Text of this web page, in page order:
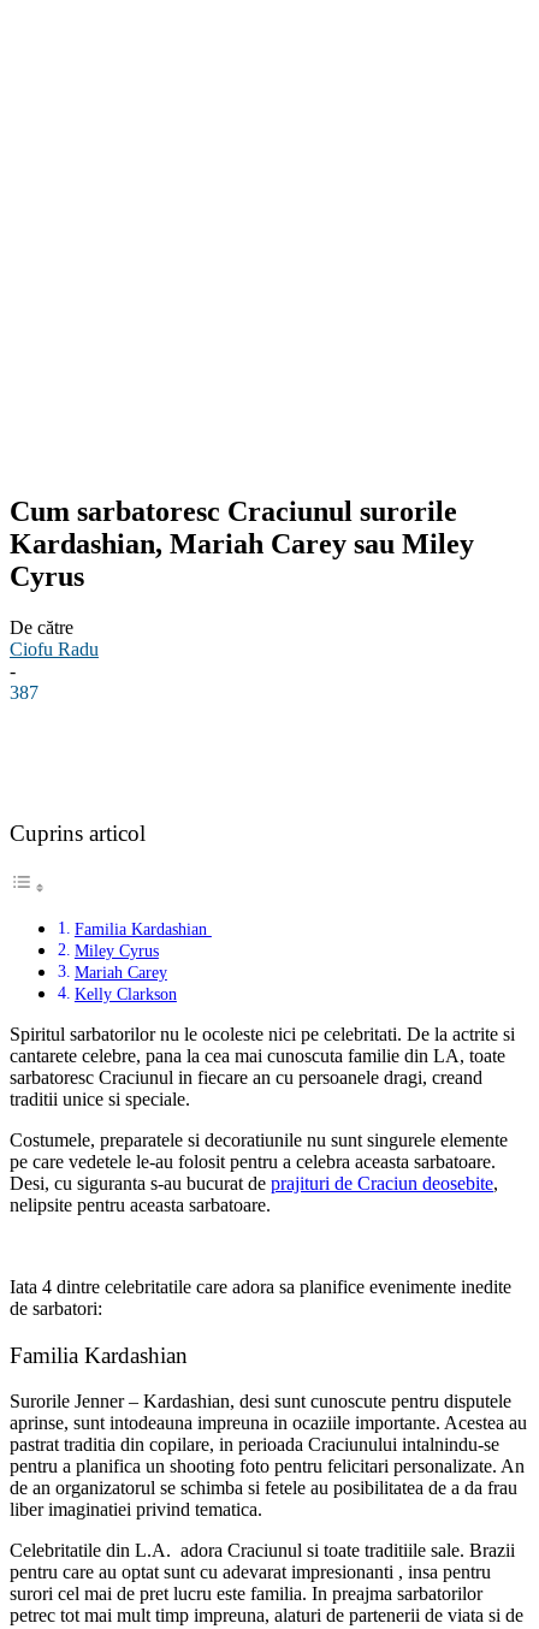
Cum sarbatoresc Craciunul surorile
Kardashian, Mariah Carey sau Miley
Cyrus
De către
Ciofu Radu
-
387
Cuprins articol
Familia Kardashian
Miley Cyrus
Mariah Carey
Kelly Clarkson
Spiritul sarbatorilor nu le ocoleste nici pe celebritati. De la actrite si
cantarete celebre, pana la cea mai cunoscuta familie din LA, toate
sarbatoresc Craciunul in fiecare an cu persoanele dragi, creand
traditii unice si speciale.
Costumele, preparatele si decoratiunile nu sunt singurele elemente
pe care vedetele le-au folosit pentru a celebra aceasta sarbatoare.
Desi, cu siguranta s-au bucurat de prajituri de Craciun deosebite,
nelipsite pentru aceasta sarbatoare.
Iata 4 dintre celebritatile care adora sa planifice evenimente inedite
de sarbatori:
Familia Kardashian
Surorile Jenner – Kardashian, desi sunt cunoscute pentru disputele
aprinse, sunt intodeauna impreuna in ocaziile importante. Acestea au
pastrat traditia din copilare, in perioada Craciunului intalnindu-se
pentru a planifica un shooting foto pentru felicitari personalizate. An
de an organizatorul se schimba si fetele au posibilitatea de a da frau
liber imaginatiei privind tematica.
Celebritatile din L.A. adora Craciunul si toate traditiile sale. Brazii
pentru care au optat sunt cu adevarat impresionanti , insa pentru
surori cel mai de pret lucru este familia. In preajma sarbatorilor
petrec tot mai mult timp impreuna, alaturi de partenerii de viata si de